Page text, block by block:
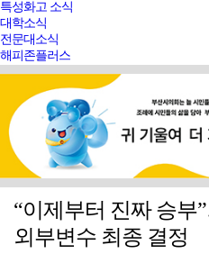
특성화고 소식
대학소식
전문대소식
해피존플러스
“이제부터 진짜 승부
외부변수 최종 결정